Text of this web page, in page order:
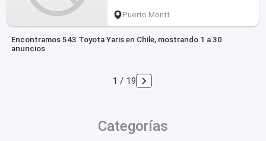
Puerto Montt
Encontramos 543 Toyota Yaris en Chile, mostrando 1 a 30
anuncios
1 / 19
Categorías